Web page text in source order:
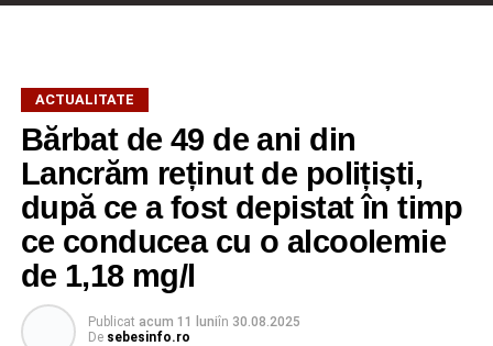
ACTUALITATE
Bărbat de 49 de ani din
Lancrăm reținut de polițiști,
după ce a fost depistat în timp
ce conducea cu o alcoolemie
de 1,18 mg/l
Publicat acum 11 luniîn 30.08.2025
De sebesinfo.ro